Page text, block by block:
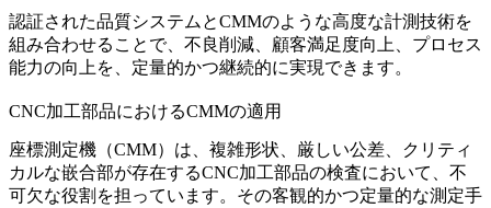
認証された品質システムとCMMのような高度な計測技術を
組み合わせることで、不良削減、顧客満足度向上、プロセス
能力の向上を、定量的かつ継続的に実現できます。
CNC加工部品におけるCMMの適用
座標測定機（CMM）は、複雑形状、厳しい公差、クリティ
カルな嵌合部が存在するCNC加工部品の検査において、不
可欠な役割を担っています。その客観的かつ定量的な測定手